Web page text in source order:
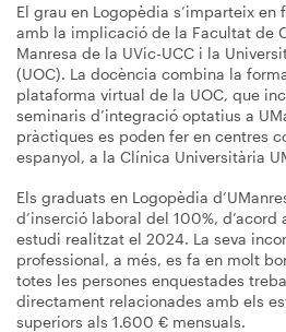
El grau en Logopèdia s’imparteix
amb la implicació de la Facultat de
Manresa de la UVic-UCC i la
(UOC). La docència combina la
plataforma virtual de la UOC, que
seminaris d’integració optatius a
pràctiques es poden fer en centres
espanyol, a la Clínica Universitària
Els graduats en Logopèdia
d’inserció laboral del 100%,
estudi realitzat el 2024. La seva
professional, a més, es fa en molt
totes les persones enquestades
directament relacionades amb els
superiors als 1.600 € mensuals.